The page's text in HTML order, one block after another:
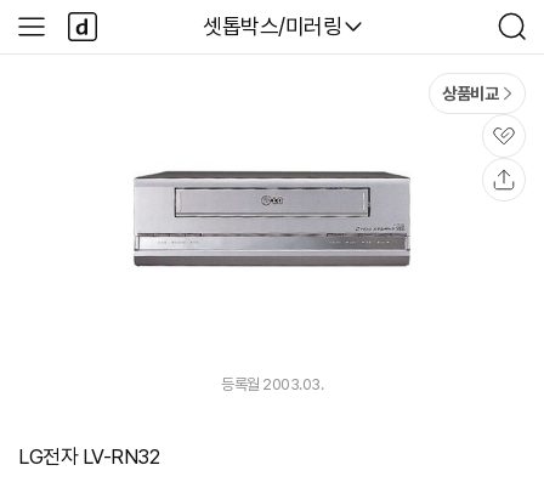
다나와
셋톱박스/미러링
검
색
사
이
다
나
와
상품비교
관
심
등록월 2003.03.
LG전자 LV-RN32